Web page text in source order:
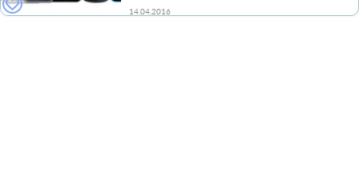
14.04.2016